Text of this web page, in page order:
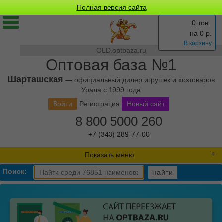
Полная версия сайта
OLD.optbaza.ru
Оптовая база №1
Шарташская — официальный дилер игрушек и хозтоваров
Урала с 1999 года
0 тов.
на 0 р.
В корзину
Войти Регистрация Новый сайт
8 800 5000 260
+7 (343) 289-77-00
Показать меню
Поиск: найти